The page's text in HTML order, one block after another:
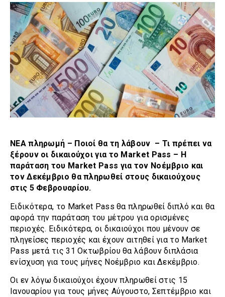
ΝΕΑ πληρωμή – Ποιοί θα τη λάβουν – Τι πρέπει να
ξέρουν οι δικαιούχοι για το Market Pass – Η
παράταση του Market Pass για τον Νοέμβριο και
τον Δεκέμβριο θα πληρωθεί στους δικαιούχους
στις 5 Φεβρουαρίου.
Ειδικότερα, το Market Pass θα πληρωθεί διπλό και θα
αφορά την παράταση του μέτρου για ορισμένες
περιοχές. Ειδικότερα, οι δικαιούχοι που μένουν σε
πληγείσες περιοχές και έχουν αιτηθεί για το Market
Pass μετά τις 31 Οκτωβρίου θα λάβουν διπλάσια
ενίσχυση για τους μήνες Νοέμβριο και Δεκέμβριο.
Οι εν λόγω δικαιούχοι έχουν πληρωθεί στις 15
Ιανουαρίου για τους μήνες Αύγουστο, Σεπτέμβριο και